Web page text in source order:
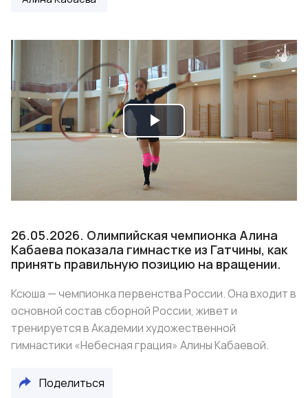
Play
Video
26.05.2026. Олимпийская чемпионка Алина
Кабаева показала гимнастке из Гатчины, как
принять правильную позицию на вращении.
Ксюша — чемпионка первенства России. Она входит в
основной состав сборной России, живет и
тренируется в Академии художественной
гимнастики «Небесная грация» Алины Кабаевой.
Поделиться